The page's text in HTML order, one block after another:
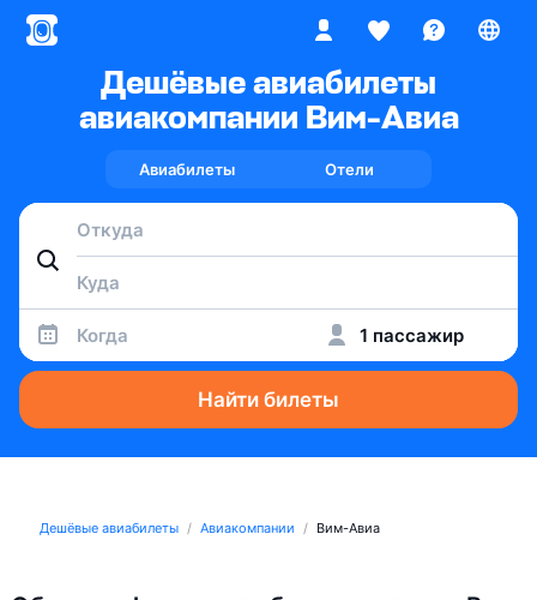
Дешёвые авиабилеты
авиакомпании Вим-Авиа
Авиабилеты Отели
Когда 1 пассажир
Найти билеты
Дешёвые авиабилеты Авиакомпании Вим-Авиа